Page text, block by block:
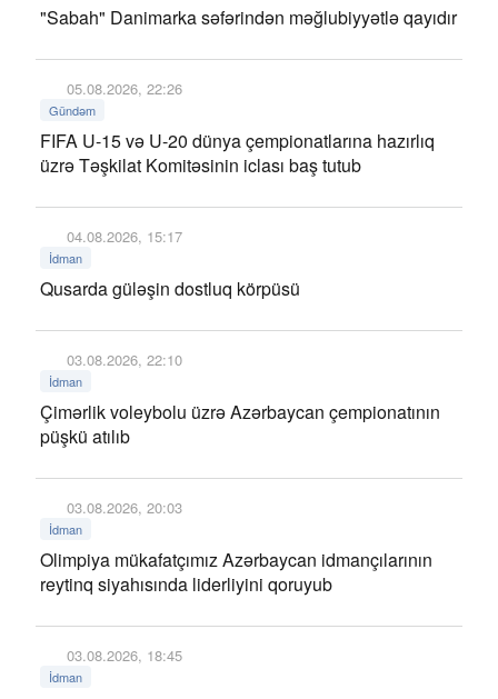
"Sabah" Danimarka səfərindən məğlubiyyətlə qayıdır
05.08.2026, 22:26
Gündəm
FIFA U-15 və U-20 dünya çempionatlarına hazırlıq
üzrə Təşkilat Komitəsinin iclası baş tutub
04.08.2026, 15:17
İdman
Qusarda güləşin dostluq körpüsü
03.08.2026, 22:10
İdman
Çimərlik voleybolu üzrə Azərbaycan çempionatının
püşkü atılıb
03.08.2026, 20:03
İdman
Olimpiya mükafatçımız Azərbaycan idmançılarının
reytinq siyahısında liderliyini qoruyub
03.08.2026, 18:45
İdman